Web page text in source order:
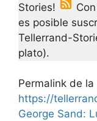
Stories!
es posible
Tellerrand-
plato).
Permalink de
https://
George Sand: